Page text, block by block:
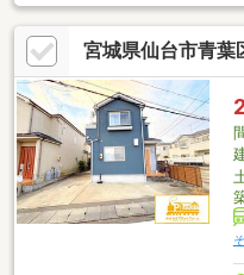
宮城県仙台市青葉